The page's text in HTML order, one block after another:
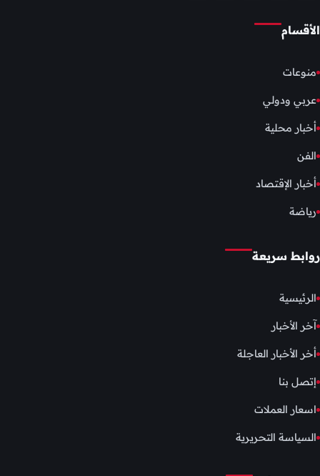
الأقسام
منوعات
عربي ودولي
أخبار محلية
الفن
أخبار الإقتصاد
رياضة
روابط سريعة
الرئيسية
آخر الأخبار
أخر الأخبار العاجلة
إتصل بنا
اسعار العملات
السياسة التحريرية